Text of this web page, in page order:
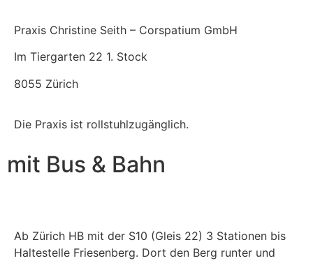
Praxis Christine Seith – Corspatium GmbH
Im Tiergarten 22 1. Stock
8055 Zürich
Die Praxis ist rollstuhlzugänglich.
mit Bus & Bahn
Ab Zürich HB mit der S10 (Gleis 22) 3 Stationen bis
Haltestelle Friesenberg. Dort den Berg runter und